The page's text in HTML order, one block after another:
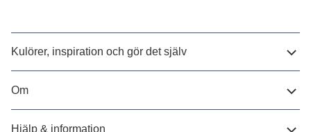
Kulörer, inspiration och gör det själv
Om
Hjälp & information